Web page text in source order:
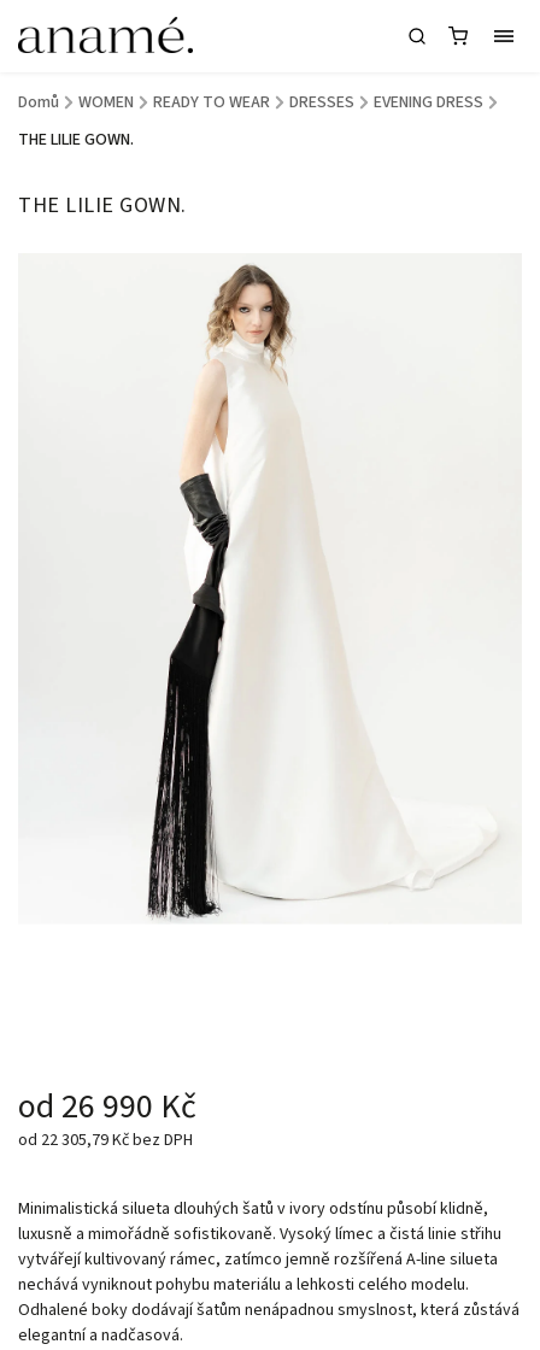
Domů / WOMEN / READY TO WEAR / DRESSES / EVENING DRESS /
THE LILIE GOWN.
THE LILIE GOWN.
od 26 990 Kč
od 22 305,79 Kčbez DPH
Minimalistická silueta dlouhých šatů v ivory odstínu působí klidně,
luxusně a mimořádně sofistikovaně. Vysoký límec a čistá linie střihu
vytvářejí kultivovaný rámec, zatímco jemně rozšířená A-line silueta
nechává vyniknout pohybu materiálu a lehkosti celého modelu.
Odhalené boky dodávají šatům nenápadnou smyslnost, která zůstává
elegantní a nadčasová.